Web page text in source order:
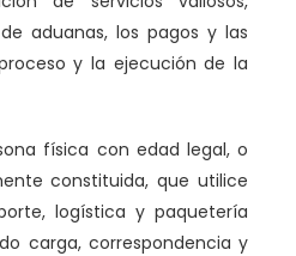
aduanas, los pagos y las
y la ejecución de la
física con edad legal, o
constituida, que utilice
logística y paquetería
carga, correspondencia y